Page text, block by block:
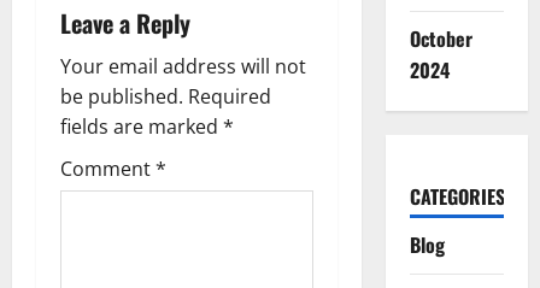
i
g
a
t
Leave a Reply
Your email address will not
be published. Required
fields are marked *
Comment*
October
2024
CATEGORIES
Blog